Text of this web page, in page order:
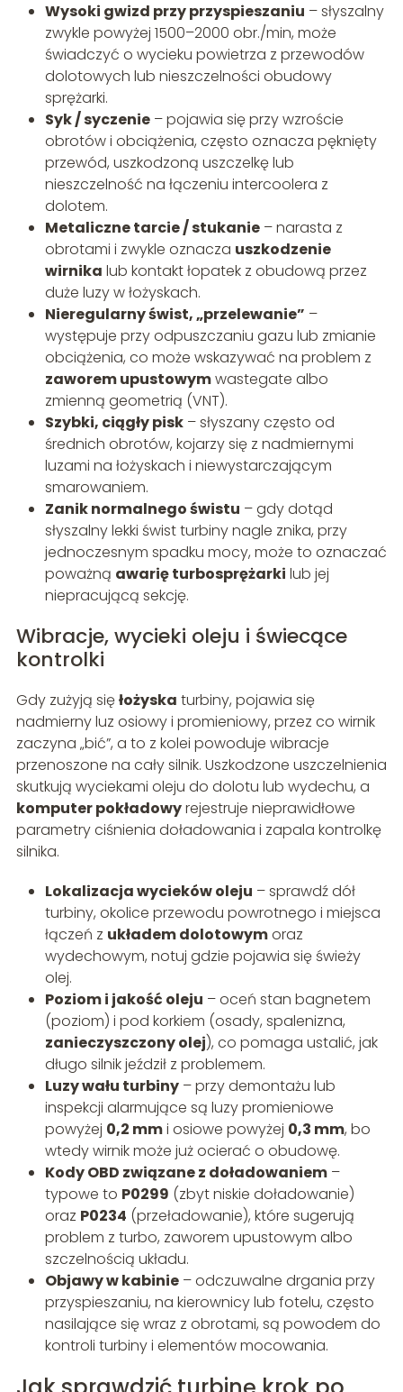
Wysoki gwizd przy przyspieszaniu – słyszalny
zwykle powyżej 1500–2000 obr./min, może
świadczyć o wycieku powietrza z przewodów
dolotowych lub nieszczelności obudowy
sprężarki.
Syk / syczenie– pojawia się przy wzroście
obrotów i obciążenia, często oznacza pęknięty
przewód, uszkodzoną uszczelkę lub
nieszczelność na łączeniu intercoolera z
dolotem.
Metaliczne tarcie / stukanie– narasta z
obrotami i zwykle oznacza uszkodzenie
wirnika lub kontakt łopatek z obudową przez
duże luzy w łożyskach.
Nieregularny świst, „przelewanie” –
występuje przy odpuszczaniu gazu lub zmianie
obciążenia, co może wskazywać na problem z
zaworem upustowymwastegate albo
zmienną geometrią (VNT).
Szybki, ciągły pisk– słyszany często od
średnich obrotów, kojarzy się z nadmiernymi
luzami na łożyskach i niewystarczającym
smarowaniem.
Zanik normalnego świstu – gdy dotąd
słyszalny lekki świst turbiny nagle znika, przy
jednoczesnym spadku mocy, może to oznaczać
poważną awarię turbosprężarki lub jej
niepracującą sekcję.
Wibracje, wycieki oleju i świecące
kontrolki
Gdy zużyją sięłożyska turbiny, pojawia się
nadmierny luz osiowy i promieniowy, przez co wirnik
zaczyna „bić”, a to z kolei powoduje wibracje
przenoszone na cały silnik. Uszkodzone uszczelnienia
skutkują wyciekami oleju do dolotu lub wydechu, a
komputer pokładowyrejestruje nieprawidłowe
parametry ciśnienia doładowania i zapala kontrolkę
silnika.
Lokalizacja wycieków oleju – sprawdź dół
turbiny, okolice przewodu powrotnego i miejsca
łączeń z układem dolotowymoraz
wydechowym, notuj gdzie pojawia się świeży
olej.
Poziom i jakość oleju – oceń stan bagnetem
(poziom) i pod korkiem (osady, spalenizna,
zanieczyszczony olej), co pomaga ustalić, jak
długo silnik jeździł z problemem.
Luzy wału turbiny– przy demontażu lub
inspekcji alarmujące są luzy promieniowe
powyżej 0,2 mmi osiowe powyżej 0,3 mm, bo
wtedy wirnik może już ocierać o obudowę.
Kody OBD związane z doładowaniem–
typowe to P0299 (zbyt niskie doładowanie)
oraz P0234 (przeładowanie), które sugerują
problem z turbo, zaworem upustowym albo
szczelnością układu.
Objawy w kabinie– odczuwalne drgania przy
przyspieszaniu, na kierownicy lub fotelu, często
nasilające się wraz z obrotami, są powodem do
kontroli turbiny i elementów mocowania.